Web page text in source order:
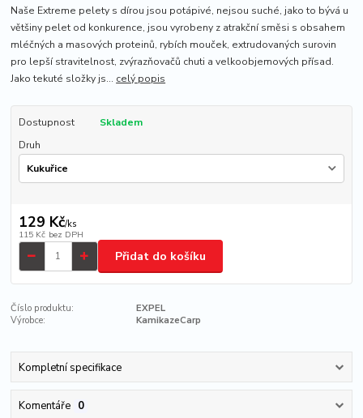
Naše Extreme pelety s dírou jsou potápivé, nejsou suché, jako to bývá u
většiny pelet od konkurence, jsou vyrobeny z atrakční směsi s obsahem
mléčných a masových proteinů, rybích mouček, extrudovaných surovin
pro lepší stravitelnost, zvýrazňovačů chuti a velkoobjemových přísad.
Jako tekuté složky js... celý popis
Dostupnost
Skladem
Druh
129 Kč/ks
115 Kč bez DPH
Přidat do košíku
Číslo produktu:
EXPEL
Výrobce:
KamikazeCarp
Kompletní specifikace
Komentáře 0